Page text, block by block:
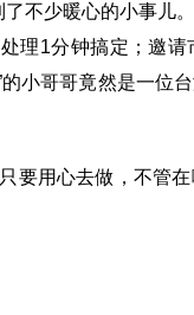
不少暖心的小事儿
理1分钟搞定；邀
小哥哥竟然是一位
要用心去做，不管